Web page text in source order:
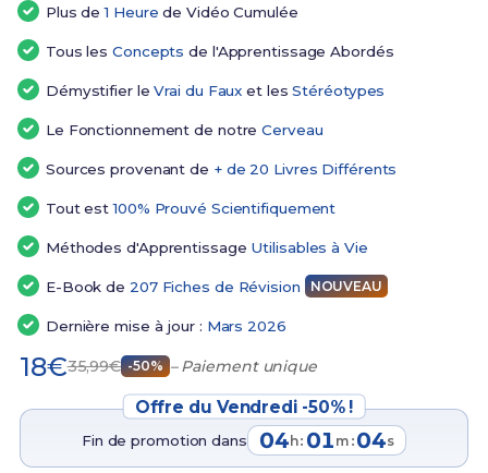
Plus de1 Heure de Vidéo Cumulée
Tous lesConcepts de l'Apprentissage Abordés
Démystifier leVrai du Faux et lesStéréotypes
Le Fonctionnement de notreCerveau
Sources provenant de + de 20 Livres Différents
Tout est100% Prouvé Scientifiquement
Méthodes d'Apprentissage Utilisables à Vie
E-Book de 207 Fiches de Révision NOUVEAU
Dernière mise à jour : Mars 2026
18€35,99€ -50% – Paiement unique
Offre du Vendredi -50% !
Fin de promotion dans 04 h: 01 m :03s